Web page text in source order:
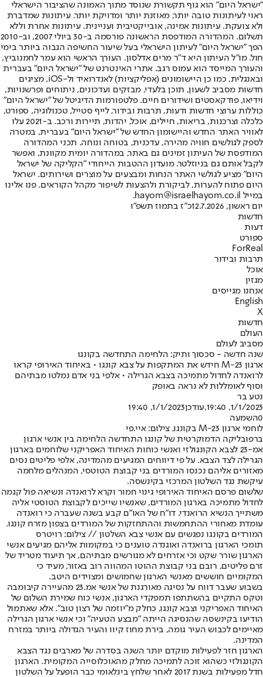
"ישראל היום" הוא גוף תקשורת שנוסד מתוך האמונה שהציבור הישראלי
ראוי לעיתונות טובה יותר, מאוזנת יותר ומדויקת יותר. עיתונות שמדברת
ולא צועקת. עיתונות אמינה, אובייקטיבית ועניינית. עיתונות אחרת וללא
תשלום. המהדורה המודפסת הראשונה פורסמה ב-30 ביולי 2007, וב-2010
הפך "ישראל היום" לעיתון הישראלי בעל שיעור החשיפה הגבוה ביותר בימי
חול. מו"ל העיתון היא ד"ר מרים אדלסון. העורך הראשי הוא עמר לחמנוביץ,
והעורך המייסד הוא עמוס רגב. אתרי האינטרנט של "ישראל היום" בעברית
ובאנגלית, כמו כן היישומונים (אפליקציות) לאנדרואיד ול-iOS, מציגים
חדשות מסביב לשעון, תוכן בלעדי, מבזקים ועדכונים, ניתוחים ופרשנויות,
וידיאו, פודקאסטים ושידורים חיים. פלטפורמות הדיגיטל של "ישראל היום"
כוללות ערוצי חדשות ודעות, תרבות ובידור, לייף סטייל, טכנולוגיה, ספורט,
כלכלה וצרכנות, בריאות, חיילים, אוכל, יהדות, תיירות ורכב. ב-2021 עלו
לאוויר האתר החדש והיישומון החדש של "ישראל היום" בעברית, במטרה
לספק לגולשים חוויה מהירה, עדכנית, בטוחה ונוחה. תכני המהדורה
המודפסת של העיתון זמינים גם באתר, במהדורה יומית מקוונת, ואפשר
לקבל אותם גם בניוזלטר. מועדון ההטבות הייחודי "הקליקה של ישראל
היום" מציע לגולשי האתר הנחות ומבצעים על מוצרים ושירותים. ישראל
היום פתוח להערות, לביקורת ולהצעות לשיפור מקהל הקוראים. פנו אלינו
במייל hayom@israelhayom.co.il.
יום ראשון, 12.7.2026
כ"ז בתמוז תשפ"ו
חדשות
דעות
ספורט
ForReal
תרבות ובידור
אוכל
מגזין
אנחנו מגייסים
English
X
חדשות
העולם
מסביב לעולם
שנה חדשה - סכסוך ותיק: הלחימה התחדשה בקונגו
ארגון M-23 חידש את המתקפות על צבא קונגו • באיחוד האירופי קראו
לרואנדה לחדול מתמיכה בצבא הגרילה • אלפי בני אדם נמלטו מבתיהם
וסוף לאומללות לא נראה באופק
נטע בר
1/1/2023, 19:40
,עודכן1/1/2023, 19:40
0השמעה
לוחמי ארגון M-23 בקונגו, צילום: איי.פי
ברפובליקה הדמוקרטית של קונגו התחדשה הלחימה בין אנשי ארגון
אמ-23 לצבא הקונגולזי ואנשי כוחות האיחוד האפריקני שלוחמים בארגון
הגרילה לצד הצבא. על פי דיווחים המגיעים מהמדינה, אלפי פליטים נסים
מאזורים אליהם נכנסו המורדים בני קבוצת הטוטסי, המנהלים מלחמה
עיקשת נגד השלטון המרכזי בקינשסה.
שלשום פרסם האיחוד האירופי גינוי חמור וקרא לרואנדה ונשיאה פול קגמה
לחדול מתמיכה בארגון המורדים, שאנשיו שייכים לקבוצת הטוסטי אליה
משתייך הנשיא הרואנדי. דו"ח של האו"ם קבע בשנה שעברה כי רואנדה
עומדת מאחורי ההתחמשות וההתחזקות של המורדים בצפון מזרח קונגו.
המורדים בקונגו נפגשים עם אנשי צבא השלטון // צילום: רויטרס
תומכי הארגון ברואנדה ואוגנדה טוענים כי במקומות אליהם מגיעים אנשי
הארגון שורר שקט וכי אזרחים לא מגורשים מבתיהם, אך תיעוד מטריד של
זרם פליטים, רובם בני קבוצת ההוטו המהווה רוב באזור, מעיד כי
המקומיים חוששים מאנשי הארגון שחמושים ומצוידים היטב.
בשבוע שעבר דווח על נסיגה מאורגנת של אנשי אמ.23 מהעיירה קיבומבה
וטקס התקיים בהשתתפו תמפקדי הארגון, אנשי כוח שמירת השלום של
האיחוד האפריקני וצבא קונגו, כחלק מ"יוזמה של רצון טוב". אלא שאתמול
הודיעו בקינשסה שהנסיגה הייתה "מבצע הטעיה" וכי אנשי ארגון הגרילה
מאיימים לכבוש העיר גומה, בירת מחוז קיוו והעיר הגדולה ביותר במזרח
המדינה.
הארגון חזר לפעילות מוקדם יותר השנה בסדרה של מארבים נגד הצבא
הקונגולזי כשהוא זוכה לתמיכה מחלק מהאוכלוסייה המקומית. הארגון
חדל מפעילות בשנת 2017 לאחר שלחץ בינלאומי כבר הופעל על השלטון